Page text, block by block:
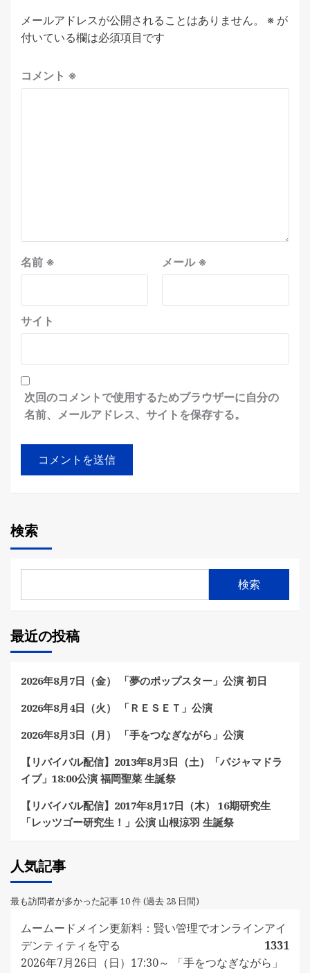
メールアドレスが公開されることはありません。 ※ が
付いている欄は必須項目です
コメント ※
名前 ※ メール※
サイト
次回のコメントで使用するためブラウザーに自分の
名前、メールアドレス、サイトを保存する。
検索
検索
最近の投稿
2026年8月7日（金） 「夢のポップスター」公演 初日
2026年8月4日（火） 「ＲＥＳＥＴ」公演
2026年8月3日（月） 「手をつなぎながら」公演
【リバイバル配信】2013年8月3日（土）「パジャマドラ
イブ」18:00公演 福岡聖菜 生誕祭
【リバイバル配信】2017年8月17日（木） 16期研究生
「レッツゴー研究生！」公演 山根涼羽 生誕祭
人気記事
最も訪問者が多かった記事 10 件 (過去 28 日間)
ムームードメイン更新料：賢い管理でオンラインアイ
デンティティを守る
1331
2026年7月26日（日）17:30～ 「手をつなぎながら」